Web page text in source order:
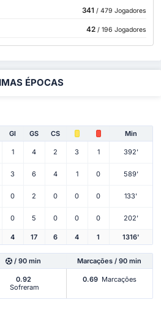
341 / 479 Jogadores
42/ 196 Jogadores
ÉPOCAS
Gl GS CS Min
1 4 2 3 1 392'
3 6 4 1 0 589'
0 2 0 0 0 133'
0 5 0 0 0 202'
4 17 6 4 1 1316'
/ 90 min Marcações / 90 min
0.92
Sofreram
0.69 Marcações